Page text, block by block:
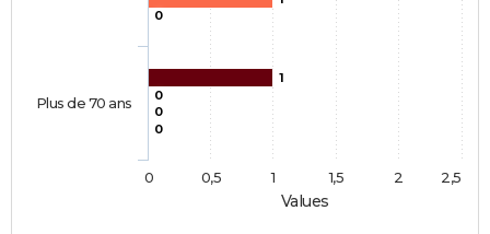
Values
1
0
0
0
0
Plus de 70 ans
0 0,5 1 1,5 2 2,5